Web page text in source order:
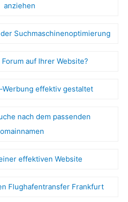
anziehen
Suchmaschinenoptimierung
auf Ihrer Website?
Werbung effektiv gestaltet
nach dem passenden
effektiven Website
Flughafentransfer Frankfurt